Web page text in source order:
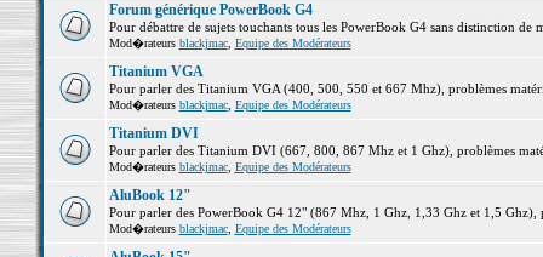
Forum générique PowerBook G4
Pour débattre de sujets touchants tous les PowerBook G4 sans distinction de
Mod�rateurs blackjmac, Equipe des Modérateurs
Titanium VGA
Pour parler des Titanium VGA (400, 500, 550 et 667 Mhz), problèmes
Mod�rateurs blackjmac, Equipe des Modérateurs
Titanium DVI
Pour parler des Titanium DVI (667, 800, 867 Mhz et 1 Ghz), problèmes
Mod�rateurs blackjmac, Equipe des Modérateurs
AluBook 12"
Pour parler des PowerBook G4 12" (867 Mhz, 1 Ghz, 1,33 Ghz et 1,5 Ghz),
Mod�rateurs blackjmac, Equipe des Modérateurs